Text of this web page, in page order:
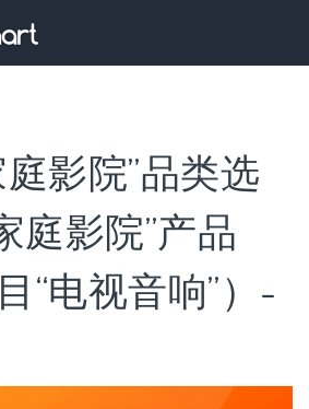
影院”品类选
庭影院”产品
“电视音响”）-